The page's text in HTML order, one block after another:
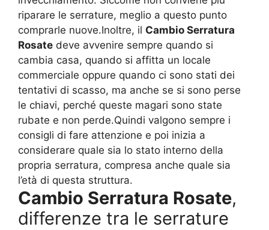
riparare le serrature, meglio a questo punto
comprarle nuove.Inoltre, il Cambio Serratura
Rosate deve avvenire sempre quando si
cambia casa, quando si affitta un locale
commerciale oppure quando ci sono stati dei
tentativi di scasso, ma anche se si sono perse
le chiavi, perché queste magari sono state
rubate e non perde.Quindi valgono sempre i
consigli di fare attenzione e poi inizia a
considerare quale sia lo stato interno della
propria serratura, compresa anche quale sia
l’età di questa struttura.
Cambio Serratura Rosate,
differenze tra le serrature